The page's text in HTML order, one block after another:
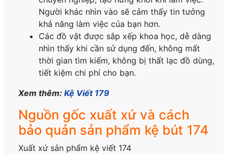
Người khác nhìn vào sẽ cảm thấy tin tưởng
khả năng làm việc của bạn hơn.
Các đồ vật được sắp xếp khoa học, dễ dàng
nhìn thấy khi cần sử dụng đến, không mất
thời gian tìm kiếm, không bị thất lạc đồ dùng,
tiết kiệm chi phí cho bạn.
Xem thêm:Kệ Viết 179
Nguồn gốc xuất xứ và cách
bảo quản sản phẩm kệ bút 174
Xuất xứ sản phẩm kệ viết 174